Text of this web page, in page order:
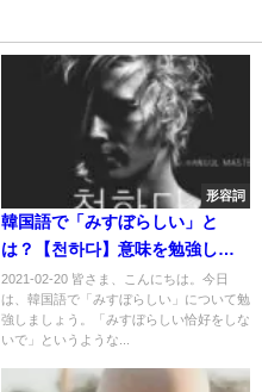
形容詞
韓国語で「みすぼらしい」と
は？【천하다】意味を勉強しよ
う！
2021-02-20 皆さま、こんにちは。今日
は、韓国語で「みすぼらしい」について勉
強しましょう。「みすぼらしい恰好をしな
いで」というような...